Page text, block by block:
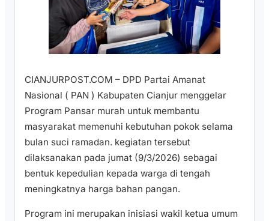
CIANJURPOST.COM – DPD Partai Amanat
Nasional ( PAN ) Kabupaten Cianjur menggelar
Program Pansar murah untuk membantu
masyarakat memenuhi kebutuhan pokok selama
bulan suci ramadan. kegiatan tersebut
dilaksanakan pada jumat (9/3/2026) sebagai
bentuk kepedulian kepada warga di tengah
meningkatnya harga bahan pangan.
Program ini merupakan inisiasi wakil ketua umum